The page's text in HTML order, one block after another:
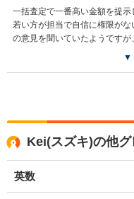
一括査定で一番高い金額を提示
若い方が担当で自信に権限が
の意見を聞いていたようですが
買取店からの返信
お世話になっております。
SUV、輸入車などの各種専
お願い申し上げます。
▼
Kei(スズキ)の他
英数